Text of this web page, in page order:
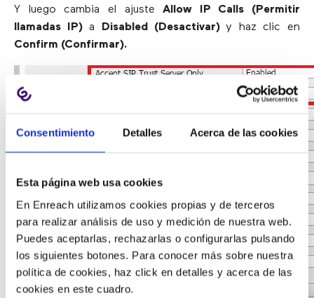
Consentimiento Detalles Acerca de las cookies
Esta página web usa cookies
En Enreach utilizamos cookies propias y de terceros
para realizar análisis de uso y medición de nuestra web.
Puedes aceptarlas, rechazarlas o configurarlas pulsando
los siguientes botones. Para conocer más sobre nuestra
política de cookies, haz click en detalles y acerca de las
cookies en este cuadro.
Y luego cambia el ajusteAllow IP Calls (Permitir
llamadas IP)a Disabled (Desactivar)y haz clic en
Confirm (Confirmar).